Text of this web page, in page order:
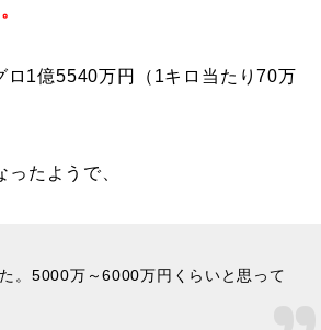
1億5540万円（1キロ当たり70万
たようで、
。5000万～6000万円くらいと思って